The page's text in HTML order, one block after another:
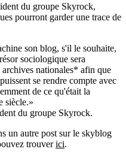
du groupe Skyrock,
pourront garder une trace de
son blog, s'il le souhaite,
sociologique sera
nationales* afin que
se rendre compte avec
de ce qu'était la
siècle.»
du groupe Skyrock.
un autre post sur le skyblog
trouverici.